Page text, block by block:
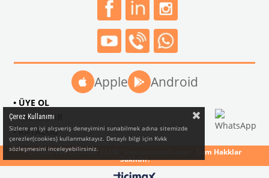
Apple Android
• ÜYE OL
• AKSESUAR
• KATALOG
© 2024 VW CLASSIC CLUB "vwclassicclub.com" Tüm Hakklar
Saklıdır.
Çerez Kullanımı
Sizlere en iyi alışveriş deneyimini sunabilmek adına sitemizde
çerezler(cookies) kullanmaktayız. Detaylı bilgi için Kvkk
sözleşmesini inceleyebilirsiniz.